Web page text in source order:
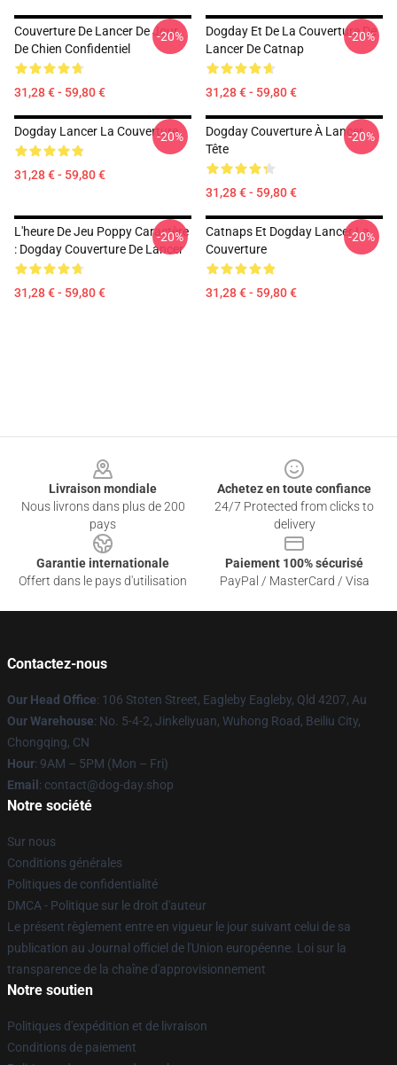
Couverture De Lancer De Jour
De Chien Confidentiel
31,28 € - 59,80 €
-20%
Dogday Et De La Couverture De
Lancer De Catnap
31,28 € - 59,80 €
-20%
Dogday Lancer La Couverture
31,28 € - 59,80 €
-20%
Dogday Couverture À Lancer
Tête
31,28 € - 59,80 €
-20%
L'heure De Jeu Poppy Caractère
: Dogday Couverture De Lancer
31,28 € - 59,80 €
-20%
Catnaps Et Dogday Lancer La
Couverture
31,28 € - 59,80 €
-20%
Livraison mondiale
Nous livrons dans plus de 200
pays
Achetez en toute confiance
24/7 Protected from clicks to
delivery
Garantie internationale
Offert dans le pays d'utilisation
Paiement 100% sécurisé
PayPal / MasterCard / Visa
Contactez-nous
Our Head Office: 106 Stoten Street, Eagleby Eagleby, Qld 4207, Au
Our Warehouse: No. 5-4-2, Jinkeliyuan, Wuhong Road, Beiliu City,
Chongqing, CN
Hour: 9AM – 5PM (Mon – Fri)
Email : contact@dog-day.shop
Notre société
Sur nous
Conditions générales
Politiques de confidentialité
DMCA - Politique sur le droit d'auteur
Le présent règlement entre en vigueur le jour suivant celui de sa
publication au Journal officiel de l'Union européenne. Loi sur la
transparence de la chaîne d'approvisionnement
Notre soutien
Politiques d'expédition et de livraison
Conditions de paiement